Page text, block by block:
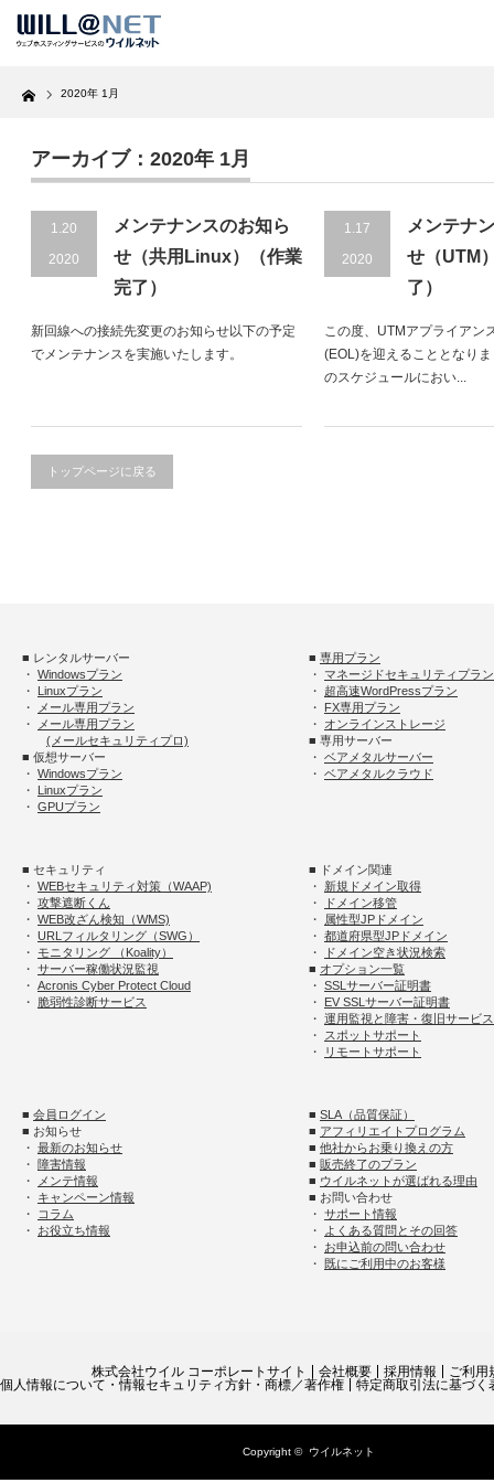
Home 2020年 1月
アーカイブ：2020年 1月
1.20
2020
メンテナンスのお知ら
せ（共用Linux）（作業
完了）
新回線への接続先変更のお知らせ以下の予定
でメンテナンスを実施いたします。
1.17
2020
メンテナ
せ（UTM
了）
この度、UTMアプライアン
(EOL)を迎えることとなり
のスケジュールにおい...
トップページに戻る
■ レンタルサーバー ■ 専用プラン
・ Windowsプラン ・ マネージドセキュリティプラン
・ Linuxプラン ・ 超高速WordPressプラン
・
メール専用プラン ・ FX専用プラン
・
メール専用プラン ・ オンラインストレージ
(メールセキュリティプロ)
■ 専用サーバー
■ 仮想サーバー
・ ベアメタルサーバー
・ Windowsプラン ・ ベアメタルクラウド
・ Linuxプラン
・ GPUプラン
■ セキュリティ
■ ドメイン関連
・ WEBセキュリティ対策（WAAP) ・ 新規ドメイン取得
・ 攻撃遮断くん ・
ドメイン移管
・ WEB改ざん検知（WMS) ・
属性型JPドメイン
・ URLフィルタリング（SWG） ・ 都道府県型JPドメイン
・ モニタリング （Koality） ・
ドメイン空き状況検索
・ サーバー稼働状況監視 ■ オプション一覧
・ Acronis Cyber Protect Cloud ・ SSLサーバー証明書
・ 脆弱性診断サービス ・ EV SSLサーバー証明書
・ 運用監視と障害・復旧サービス
・ スポットサポート
・
リモートサポート
■ 会員ログイン ■ SLA（品質保証）
■ お知らせ
■ アフィリエイトプログラム
・ 最新のお知らせ ■ 他社からお乗り換えの方
・ 障害情報 ■ 販売終了のプラン
・
メンテ情報 ■ ウイルネットが選ばれる理由
・ キャンペーン情報
■ お問い合わせ
・
コラム ・ サポート情報
・ お役立ち情報 ・
よくある質問とその回答
・ お申込前の問い合わせ
・ 既にご利用中のお客様
株式会社ウイル コーポレートサイト 会社概要 採用情報
ご利用
個人情報について・情報セキュリティ方針・商標／著作権
特定商取引法に基づく
Copyright © ウイルネット